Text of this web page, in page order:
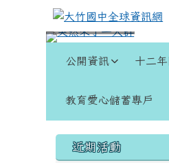
跳至主內容區
大竹國中全球
公開資訊 十二
教育愛心儲蓄專戶
左邊區域內
近期活動
頁尾區域